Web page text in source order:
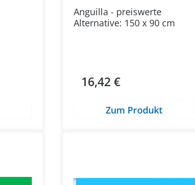
Anguilla - preiswerte
Alternative: 150 x 90 cm
Regulärer Preis:
16,42 €
Zum Produkt